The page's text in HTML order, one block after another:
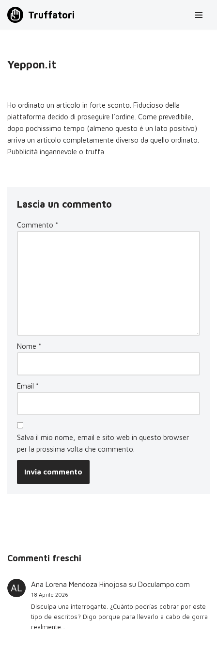
Truffatori
Yeppon.it
Ho ordinato un articolo in forte sconto. Fiducioso della
piattaforma decido di proseguire l’ordine. Come prevedibile,
dopo pochissimo tempo (almeno questo è un lato positivo)
arriva un articolo completamente diverso da quello ordinato.
Pubblicità ingannevole o truffa
Lascia un commento
Commento *
Nome *
Email *
Salva il mio nome, email e sito web in questo browser
per la prossima volta che commento.
Commenti freschi
Ana Lorena Mendoza Hinojosa su Doculampo.com
18 Aprile 2026
Disculpa una interrogante. ¿Cuánto podrías cobrar por este
tipo de escritos? Digo porque para llevarlo a cabo de gorra
realmente…